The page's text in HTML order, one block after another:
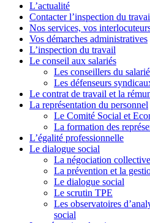
L’actualité
Contacter l’inspection du
Nos services, vos
Vos démarches administratives
L’inspection du travail
Le conseil aux salariés
Les conseillers du salarié
Les défenseurs
Le contrat de travail et la
La représentation du personnel
Le Comité Social et
La formation des
L’égalité professionnelle
Le dialogue social
La négociation collective
La prévention et la
Le dialogue social
Le scrutin TPE
Les observatoires
social